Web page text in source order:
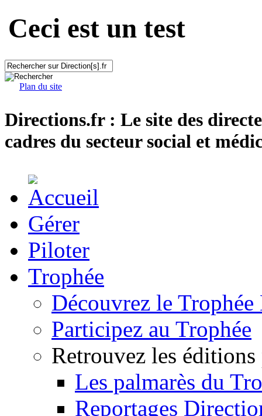
Ceci est un test
Plan du site
Directions.fr : Le site des
cadres du secteur social et
Gérer
Piloter
Trophée
Découvrez le
Participez au Trophée
Retrouvez les éditions
Les palmarès du
Reportages